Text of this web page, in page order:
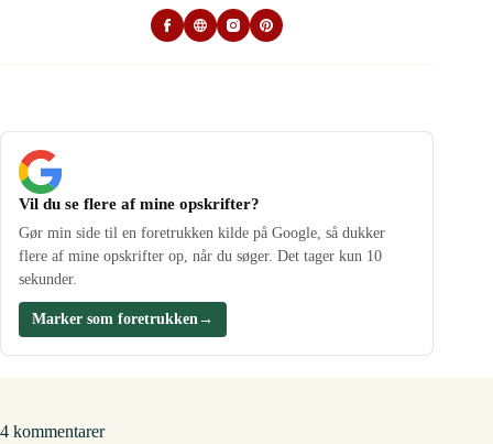
Vil du se flere af mine opskrifter?
Gør min side til en foretrukken kilde på Google, så dukker
flere af mine opskrifter op, når du søger. Det tager kun 10
sekunder.
Marker som foretrukken →
4 kommentarer